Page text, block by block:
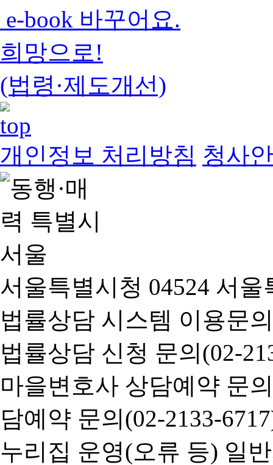
e-book 바꾸어요.
희망으로!
(법령·제도개선)
개인정보 처리방침 청사
서울특별시청 04524 서
법률상담 시스템 이용문
법률상담 신청 문의(02-
마을변호사 상담예약 문
담예약 문의(02-2133-
누리집 운영(오류 등) 일